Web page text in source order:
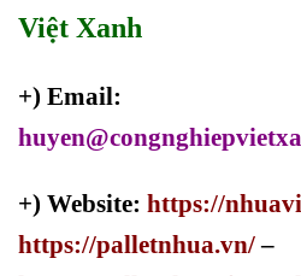
Việt Xanh
+) Email:
+) Website: https://
https://palletnhua.vn/ –